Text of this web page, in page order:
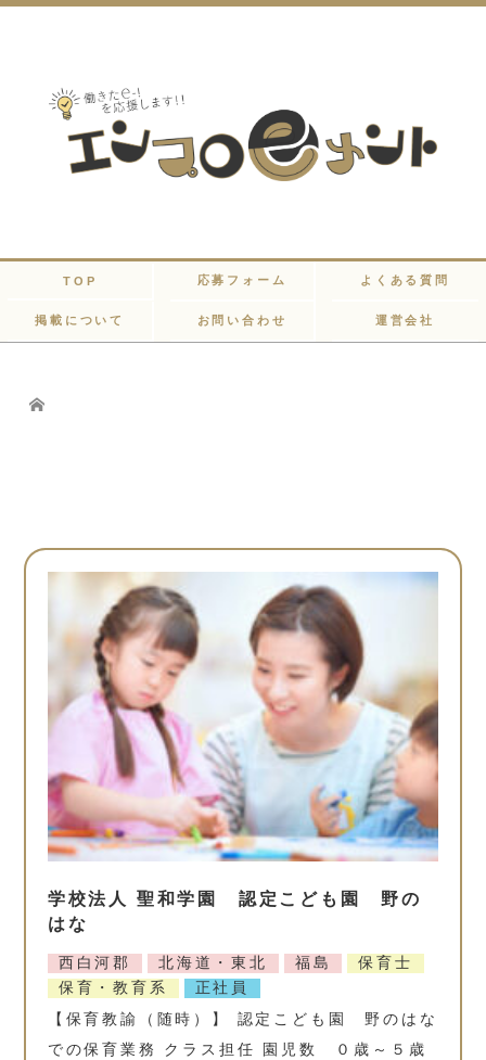
TOP 応募フォーム よくある質問
掲載について お問い合わせ 運営会社
Home
学校法人 聖和学園 認定こども園 野の
はな
西白河郡 北海道・東北 福島
保育士
保育・教育系
正社員
【保育教諭（随時）】 認定こども園 野のはな
での保育業務 クラス担任 園児数 ０歳～５歳